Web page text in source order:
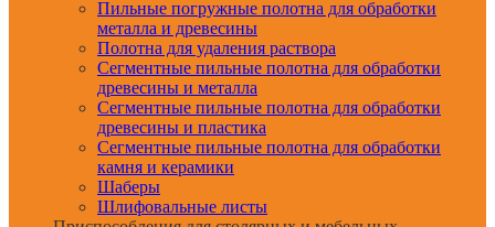
Пильные погружные полотна для обработки
металла и древесины
Полотна для удаления раствора
Сегментные пильные полотна для обработки
древесины и металла
Сегментные пильные полотна для обработки
древесины и пластика
Сегментные пильные полотна для обработки
камня и керамики
Шаберы
Шлифовальные листы